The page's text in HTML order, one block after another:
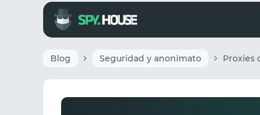
Blog Seguridad y anonimato